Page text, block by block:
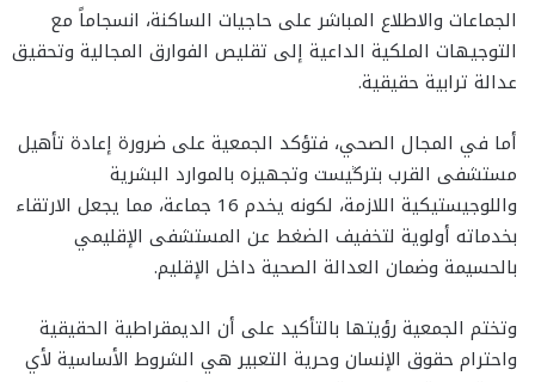
الجماعات والاطلاع المباشر على حاجيات الساكنة، انسجاماً مع
التوجيهات الملكية الداعية إلى تقليص الفوارق المجالية وتحقيق
عدالة ترابية حقيقية.
أما في المجال الصحي، فتؤكد الجمعية على ضرورة إعادة تأهيل
مستشفى القرب بترڭيست وتجهيزه بالموارد البشرية
واللوجيستيكية اللازمة، لكونه يخدم 16 جماعة، مما يجعل الارتقاء
بخدماته أولوية لتخفيف الضغط عن المستشفى الإقليمي
بالحسيمة وضمان العدالة الصحية داخل الإقليم.
وتختم الجمعية رؤيتها بالتأكيد على أن الديمقراطية الحقيقية
واحترام حقوق الإنسان وحرية التعبير هي الشروط الأساسية لأي